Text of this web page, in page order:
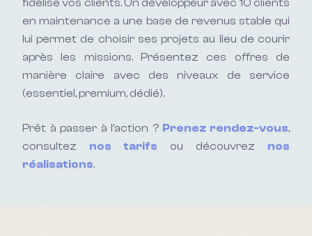
fidélise vos clients. Un développeur avec 10 clients
en maintenance a une base de revenus stable qui
lui permet de choisir ses projets au lieu de courir
après les missions. Présentez ces offres de
manière claire avec des niveaux de service
(essentiel, premium, dédié).
Prêt à passer à l'action ? Prenez rendez-vous,
consultez nos tarifs ou découvrez nos
réalisations.